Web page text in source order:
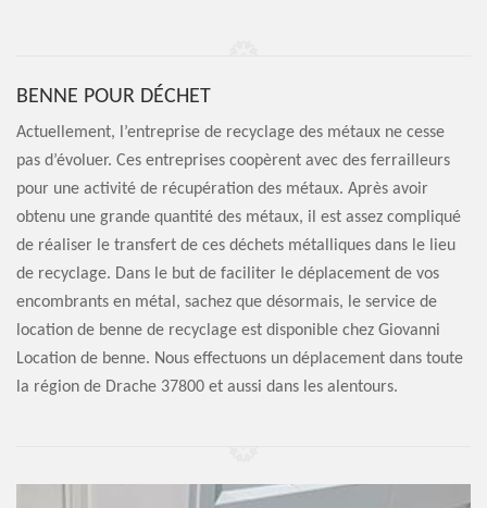
BENNE POUR DÉCHET
Actuellement, l’entreprise de recyclage des métaux ne cesse
pas d’évoluer. Ces entreprises coopèrent avec des ferrailleurs
pour une activité de récupération des métaux. Après avoir
obtenu une grande quantité des métaux, il est assez compliqué
de réaliser le transfert de ces déchets métalliques dans le lieu
de recyclage. Dans le but de faciliter le déplacement de vos
encombrants en métal, sachez que désormais, le service de
location de benne de recyclage est disponible chez Giovanni
Location de benne. Nous effectuons un déplacement dans toute
la région de Drache 37800 et aussi dans les alentours.